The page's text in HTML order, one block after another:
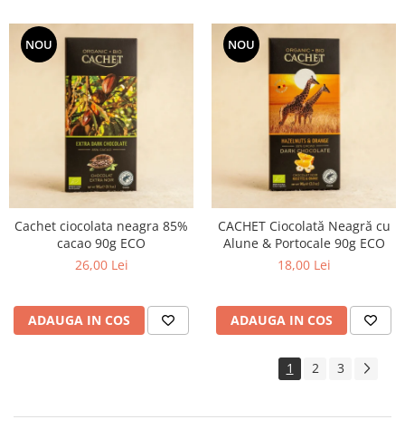
NOU
Cachet ciocolata neagra 85%
cacao 90g ECO
26,00 Lei
ADAUGA IN COS
NOU
CACHET Ciocolată Neagră cu
Alune & Portocale 90g ECO
18,00 Lei
ADAUGA IN COS
1 2 3